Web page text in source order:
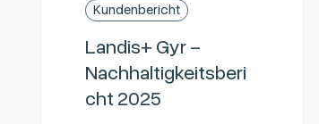
Kundenbericht
Landis+ Gyr –
Nachhaltigkeitsberi
cht 2025